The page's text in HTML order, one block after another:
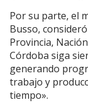
Por su parte, el
Busso,
Provincia,
Córdoba siga
generando
trabajo y
tiempo».